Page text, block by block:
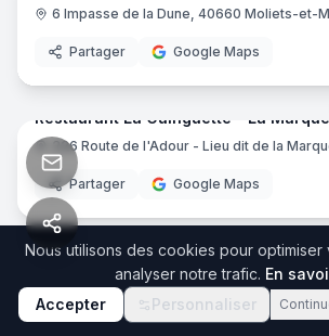
6 Impasse de la Dune, 40660 Moliets-et-
Partager Google Maps
Restaurant
Restaurant La Guinguette - La
226 Route de l'Adour - Lieu dit de la
Partager Google Maps
Résidence hôtelière
Nouvel Horizon Guest Center Landes
Nous utilisons des cookies pour
analyser notre trafic. En
Accepter
Personnaliser